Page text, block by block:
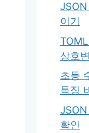
이기
상호
초등
특징
확인